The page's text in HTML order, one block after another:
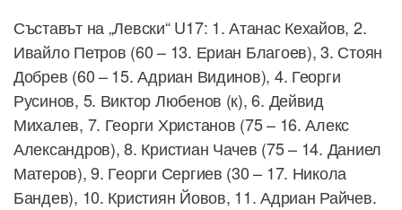
Съставът на „Левски“ U17: 1. Атанас Кехайов, 2.
Ивайло Петров (60 – 13. Ериан Благоев), 3. Стоян
Добрев (60 – 15. Адриан Видинов), 4. Георги
Русинов, 5. Виктор Любенов (к), 6. Дейвид
Михалев, 7. Георги Христанов (75 – 16. Алекс
Александров), 8. Кристиан Чачев (75 – 14. Даниел
Матеров), 9. Георги Сергиев (30 – 17. Никола
Бандев), 10. Кристиян Йовов, 11. Адриан Райчев.